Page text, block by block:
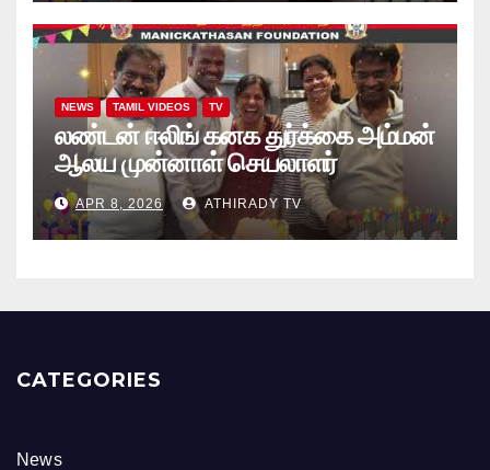
NEWS TAMIL VIDEOS TV
லண்டன் ஈலிங் கனக துர்க்கை அம்மன்
ஆலய முன்னாள் செயலாளர்
புங்குடுதீவு கண்ணன் பிறந்தநாள்
நிகழ்வு
APR 8, 2026 ATHIRADY TV
CATEGORIES
News